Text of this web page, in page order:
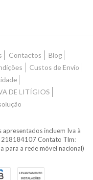
Contactos
Blog
Custos de Envio
DE LITÍGIOS
incluem Iva à
218184107 Contato Tlm:
para a rede móvel nacional)